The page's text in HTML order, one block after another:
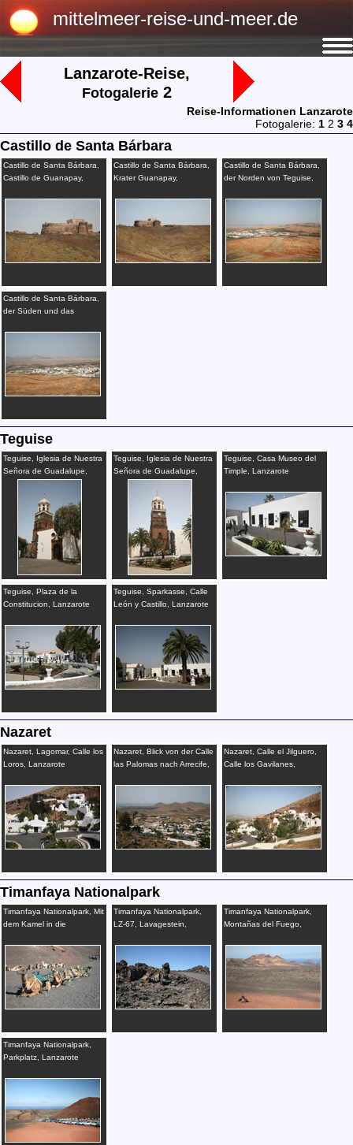
mittelmeer-reise-und-meer.de
Lanzarote-Reise,
Fotogalerie 2
Reise-Informationen Lanzarote
Fotogalerie: 1 2 3 4
Castillo de Santa Bárbara
Castillo de Santa Bárbara,
Castillo de Guanapay,
Castillo de Santa Bárbara,
Krater Guanapay,
Castillo de Santa Bárbara,
der Norden von Teguise,
Castillo de Santa Bárbara,
der Süden und das
Teguise
Teguise, Iglesia de Nuestra
Señora de Guadalupe,
Teguise, Iglesia de Nuestra
Señora de Guadalupe,
Teguise, Casa Museo del
Timple, Lanzarote
Teguise, Plaza de la
Constitucion, Lanzarote
Teguise, Sparkasse, Calle
León y Castillo, Lanzarote
Nazaret
Nazaret, Lagomar, Calle los
Loros, Lanzarote
Nazaret, Blick von der Calle
las Palomas nach Arrecife,
Nazaret, Calle el Jilguero,
Calle los Gavilanes,
Timanfaya Nationalpark
Timanfaya Nationalpark, Mit
dem Kamel in die
Timanfaya Nationalpark,
LZ-67, Lavagestein,
Timanfaya Nationalpark,
Montañas del Fuego,
Timanfaya Nationalpark,
Parkplatz, Lanzarote